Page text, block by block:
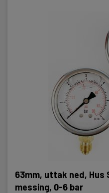
63mm, uttak ned, Hus
messing, 0-6 bar